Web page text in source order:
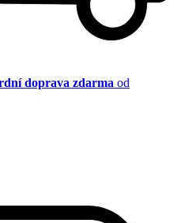
doprava zdarma od